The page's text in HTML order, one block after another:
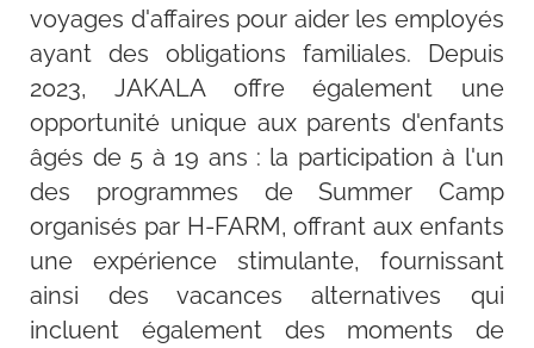
voyages d'affaires pour aider les employés
ayant des obligations familiales. Depuis
2023, JAKALA offre également une
opportunité unique aux parents d'enfants
âgés de 5 à 19 ans : la participation à l'un
des programmes de Summer Camp
organisés par H-FARM, offrant aux enfants
une expérience stimulante, fournissant
ainsi des vacances alternatives qui
incluent également des moments de